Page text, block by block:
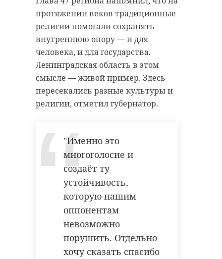
протяжении веков традиционные
религии помогали сохранять
внутреннюю опору — и для
человека, и для государства.
Ленинградская область в этом
смысле — живой пример. Здесь
пересекались разные культуры и
религии, отметил губернатор.
"Именно это
многоголосие и
создаёт ту
устойчивость,
которую нашим
оппонентам
невозможно
порушить. Отдельно
хочу сказать спасибо